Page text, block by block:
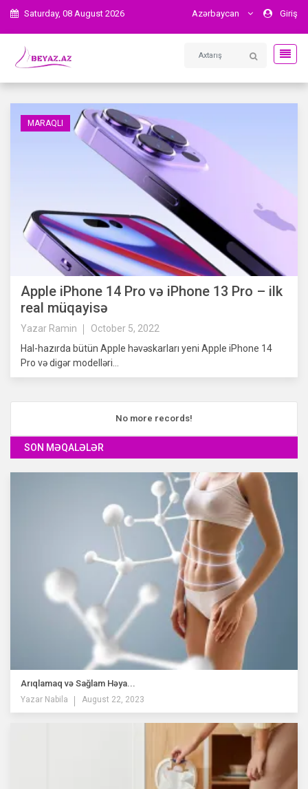
Saturday, 08 August 2026 Azərbaycan Giriş
MARAQLI
Apple iPhone 14 Pro və iPhone 13 Pro – ilk
real müqayisə
Yazar Ramin
October 5, 2022
Hal-hazırda bütün Apple həvəskarları yeni Apple iPhone 14
Pro və digər modelləri...
No more records!
SON MƏQALƏLƏR
Arıqlamaq və Sağlam Həya...
Yazar Nabila August 22, 2023